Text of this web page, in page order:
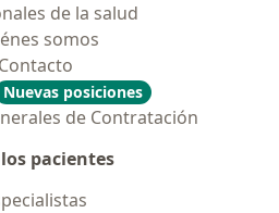
de la salud
somos
Contacto
Nuevas posiciones
de Contratación
pacientes